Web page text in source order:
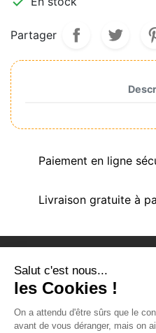
Partager
Paiement en ligne
Livraison gratuite à
PRODUITS
NOTRE SOCIÉTÉ
VOTRE COMPTE
Salut c'est nous...
les Cookies !
On a attendu d'être sûrs que le
avant de vous déranger, mais on